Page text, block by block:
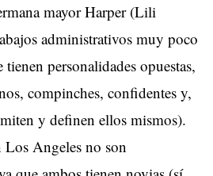
mayor Harper (Lili
administrativos muy poco
personalidades opuestas,
compinches, confidentes y,
y definen ellos mismos).
Los Angeles no son